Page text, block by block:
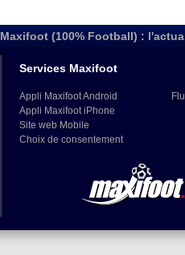
Maxifoot (100% Football) :
Services Maxifoot
Appli Maxifoot Android
Appli Maxifoot iPhone
Site web Mobile
Choix de consentement